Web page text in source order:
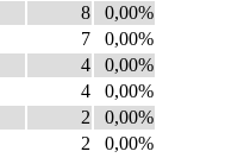
8
0,00%
7
0,00%
4
0,00%
4
0,00%
2
0,00%
2
0,00%